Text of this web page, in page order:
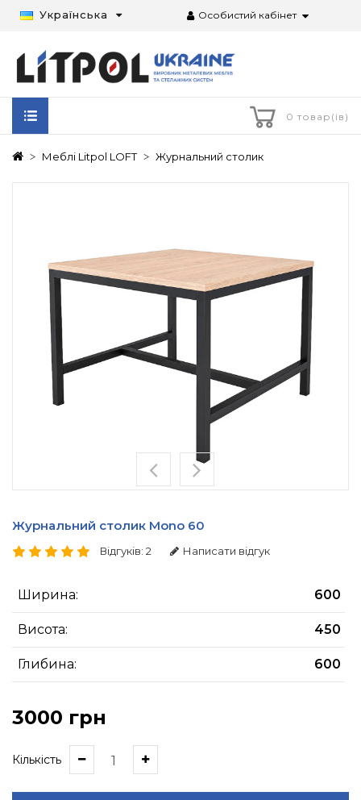
Українська Особистий кабінет
0 товар(ів)
Меблі Litpol LOFT Журнальний столик
Журнальний столик Mono 60
Відгуків: 2 Написати відгук
Ширина: 600
Висота: 450
Глибина: 600
3000 грн
Кількість